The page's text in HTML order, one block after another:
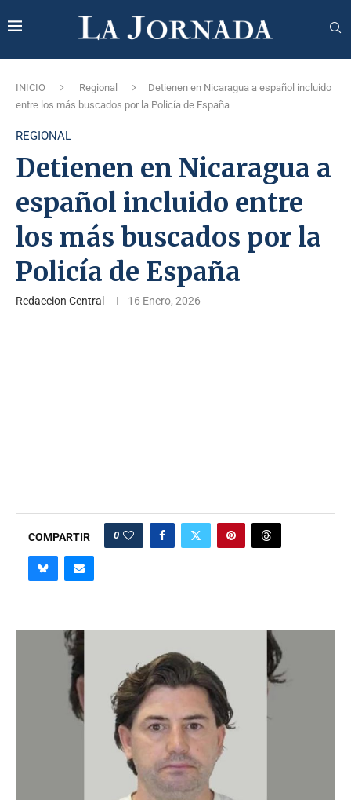
INICIO Regional
Detienen en Nicaragua a español incluido
entre los más buscados por la Policía de España
REGIONAL
Detienen en Nicaragua a
español incluido entre
los más buscados por la
Policía de España
Redaccion Central 16 Enero, 2026
COMPARTIR 0